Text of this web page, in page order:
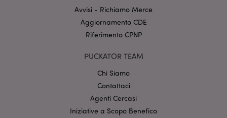
Avvisi - Richiamo Merce
Aggiornamento CDE
Riferimento CPNP
PUCKATOR TEAM
Chi Siamo
Contattaci
Agenti Cercasi
Iniziative a Scopo Benefico
recently_compared_product_previous
product_data_storage